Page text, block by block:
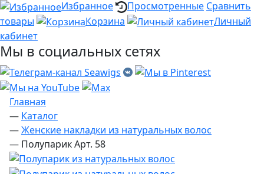
Избранное
Просмотренные Сравнить
товары
Корзина
Личный
кабинет
Мы в социальных сетях
Главная
— Каталог
—Женские накладки из натуральных волос
— Полупарик Арт. 58